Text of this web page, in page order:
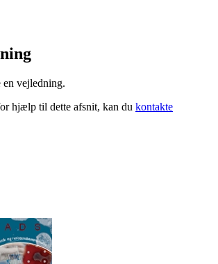
vejledning.
hjælp til dette afsnit, kan du kontakte